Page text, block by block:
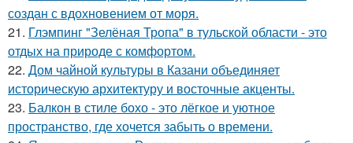
создан с вдохновением от моря.
21. Глэмпинг "Зелёная Тропа" в тульской области - это
отдых на природе с комфортом.
22. Дом чайной культуры в Казани объединяет
историческую архитектуру и восточные акценты.
23. Балкон в стиле бохо - это лёгкое и уютное
пространство, где хочется забыть о времени.